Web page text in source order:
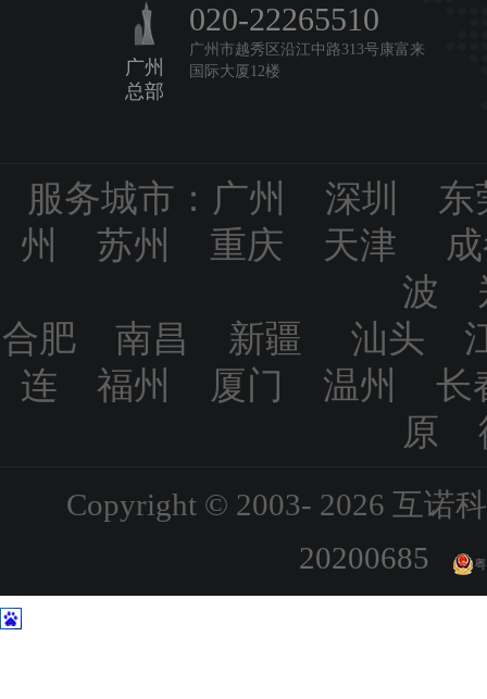
广州
总部
020-22265510
广州市越秀区沿江中路313号康富来
国际大厦12楼
服务城市：广州 深圳
州 苏州 重庆 天津
波
合肥 南昌 新疆 汕头
连 福州 厦门 温州
原
Copyright © 2003- 2026 互诺
20200685